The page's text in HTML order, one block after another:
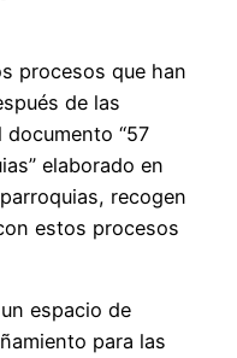
procesos que han
de las
“57
elaborado en
recogen
estos procesos
espacio de
para las